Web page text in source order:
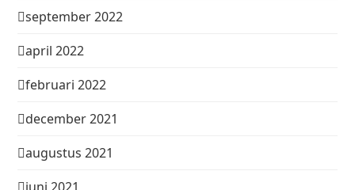
september 2022
april 2022
februari 2022
december 2021
augustus 2021
juni 2021